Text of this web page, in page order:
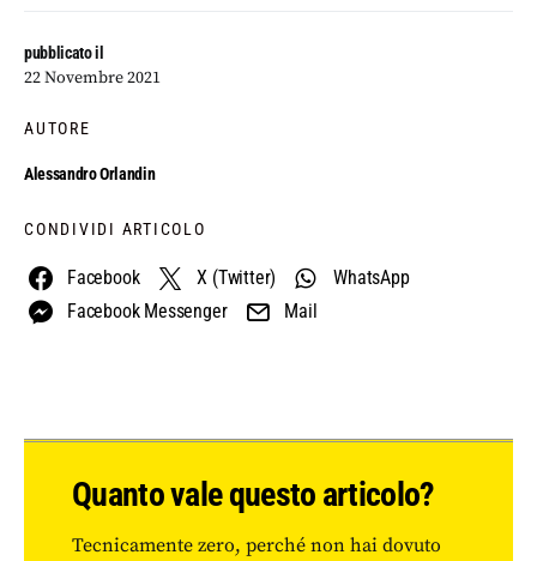
pubblicato il
22 Novembre 2021
AUTORE
Alessandro Orlandin
CONDIVIDI ARTICOLO
Facebook X (Twitter)
WhatsApp
Facebook Messenger
Mail
Quanto vale questo articolo?
Tecnicamente zero, perché non hai dovuto